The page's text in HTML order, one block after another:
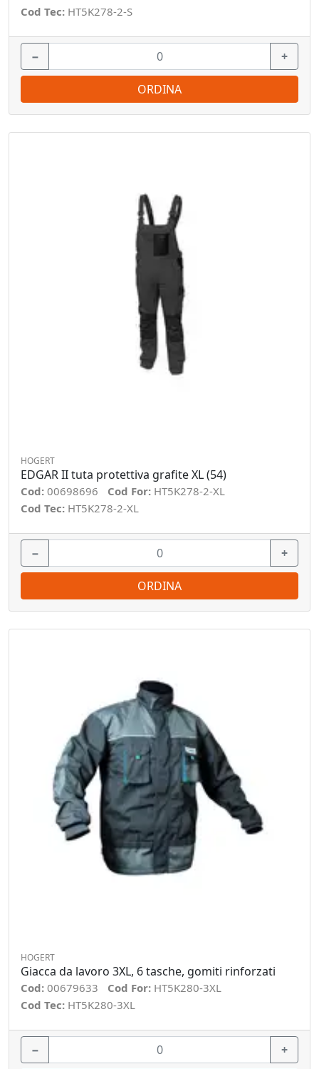
Cod Tec: HT5K278-2-S
− +
ORDINA
HOGERT
EDGAR II tuta protettiva grafite XL (54)
Cod: 00698696 Cod For: HT5K278-2-XL
Cod Tec: HT5K278-2-XL
− +
ORDINA
HOGERT
Giacca da lavoro 3XL, 6 tasche, gomiti rinforzati
Cod: 00679633 Cod For: HT5K280-3XL
Cod Tec: HT5K280-3XL
− +